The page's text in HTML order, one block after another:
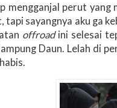
mengganjal perut
tapi sayangnya aku ga
offroad ini selesai
Daun. Lelah di